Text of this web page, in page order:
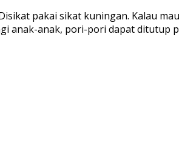
pakai sikat kuningan. Kalau
anak-anak, pori-pori dapat ditutup